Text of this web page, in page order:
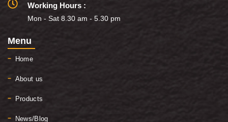
Working Hours :
Mon - Sat 8.30 am - 5.30 pm
Menu
Home
About us
Products
News/Blog